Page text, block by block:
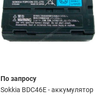
По запросу
Sokkia BDC46E - аккумулятор